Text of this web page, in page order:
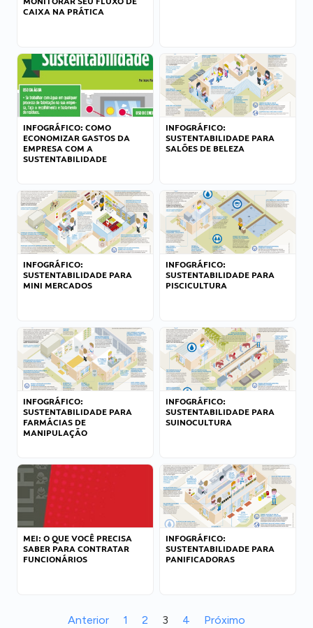
CAIXA NA PRÁTICA
INFOGRÁFICO: COMO
ECONOMIZAR GASTOS DA
EMPRESA COM A
SUSTENTABILIDADE
INFOGRÁFICO:
SUSTENTABILIDADE PARA
SALÕES DE BELEZA
INFOGRÁFICO:
SUSTENTABILIDADE PARA
MINI MERCADOS
INFOGRÁFICO:
SUSTENTABILIDADE PARA
PISCICULTURA
INFOGRÁFICO:
SUSTENTABILIDADE PARA
FARMÁCIAS DE
MANIPULAÇÃO
INFOGRÁFICO:
SUSTENTABILIDADE PARA
SUINOCULTURA
MEI: O QUE VOCÊ PRECISA
SABER PARA CONTRATAR
FUNCIONÁRIOS
INFOGRÁFICO:
SUSTENTABILIDADE PARA
PANIFICADORAS
Anterior 1 2 3 4 Próximo